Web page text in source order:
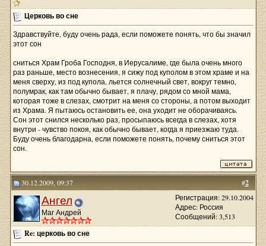
Церковь во сне
Здравствуйте, буду очень рада, если поможете понять, что бы значил
этот сон
сниться Храм Гроба Господня, в Иерусалиме, где была очень много
раз раньше, место вознесения, я сижу под куполом в этом храме и на
меня сверху, из под купола, льется солнечный свет, вокруг темно,
полумрак, как там обычно бывает, я плачу, рядом со мной мама,
которая тоже в слезах, смотрит на меня со стороны, а потом выходит
из Храма. Я пытаюсь остановить ее, она уходит не оборачиваясь.
Сон этот снился несколько раз, просыпаюсь всегда в слезах, хотя
внутри - чувство покоя, как обычно бывает, когда я приезжаю туда.
Буду очень благодарна, если поможете понять, почему сниться этот
сон.
#2
30.12.2009, 09:37
Ангел
Маг Андрей
Регистрация: 29.10.2004
Адрес: Россия
Сообщений: 3,513
Re: церковь во сне